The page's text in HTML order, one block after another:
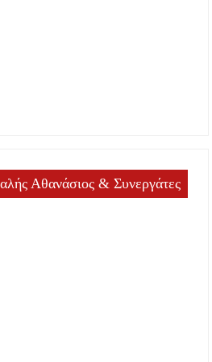
Αθανάσιος & Συνεργάτες